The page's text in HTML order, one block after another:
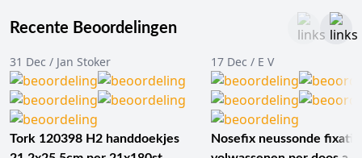
Recente Beoordelingen
31 Dec / Jan Stoker
Tork 120398 H2 handdoekjes
17 Dec / E V
Nosefix neussonde